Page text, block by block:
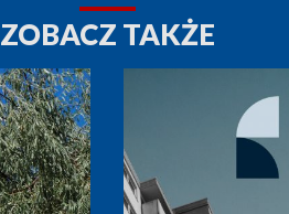
ZOBACZ TAKŻE